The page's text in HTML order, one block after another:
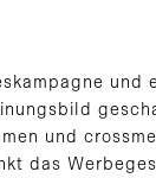
und
und
das